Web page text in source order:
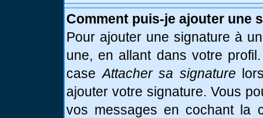
Comment puis-je ajouter une
Pour ajouter une signature à
une, en allant dans votre
caseAttacher sa signature
ajouter votre signature. Vous
vos messages en cochant la